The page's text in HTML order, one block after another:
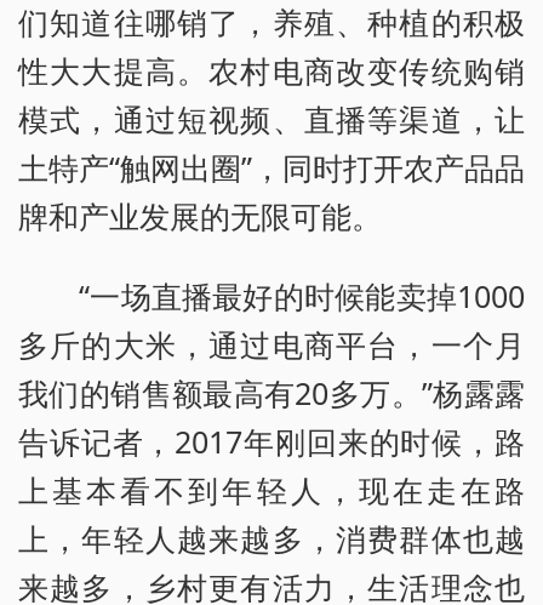
们知道往哪销了，养殖、种植的积极
性大大提高。农村电商改变传统购销
模式，通过短视频、直播等渠道，让
土特产“触网出圈”，同时打开农产品品
牌和产业发展的无限可能。
“一场直播最好的时候能卖掉1000
多斤的大米，通过电商平台，一个月
我们的销售额最高有20多万。”杨露露
告诉记者，2017年刚回来的时候，路
上基本看不到年轻人，现在走在路
上，年轻人越来越多，消费群体也越
来越多，乡村更有活力，生活理念也